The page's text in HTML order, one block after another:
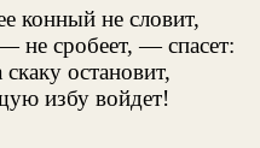
конный не словит,
не сробеет, — спасет:
остановит,
избу войдет!